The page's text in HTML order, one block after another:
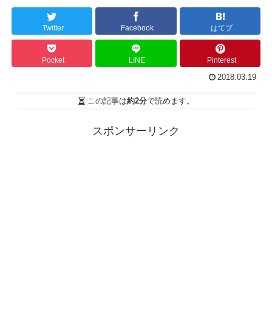
Twitter Facebook はてブ
Pocket LINE Pinterest
2018.03.19
この記事は約2分で読めます。
スポンサーリンク